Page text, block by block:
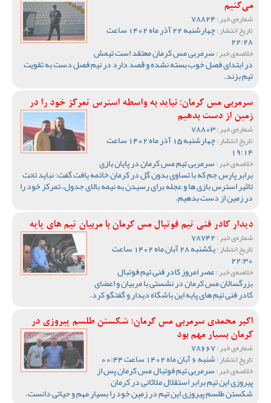
می‌کنیم
شماره‌ی خبر :
تاریخ انتشار : چهارشنبه 22 آذر ماه 1402 ساعت
22:28
خلاصه‌ی خبر :سرمربی مس کرمان معتقد است تیمش
در ابتدای فصل خوب بسته نشده و قصد دارد در نیم فصل دست به تقویت
تیم بزند.
سرمربی مس کرمان: نباید به واسطه استرس تمرکز خود را در
زمین از دست بدهیم
شماره‌ی خبر :
تاریخ انتشار : چهارشنبه 15 آذر ماه 1402 ساعت
19:14
خلاصه‌ی خبر :سرمربی تیم مس کرمان در پایان بازی
برابر پارس جم که با تساوی بدون گل در کرمان خاتمه یافت گفت: نباید تحت
تاثیر استرس بازی ها و عجله برای رسیدن به نیمه بالای جدول، تمرکز خود را
در زمین از دست بدهیم.
دیدار کادر فنی تیم فوتبال مس کرمان با مربیان تیم های پایه
شماره‌ی خبر :
تاریخ انتشار : یکشنبه 28 آبان ماه 1402 ساعت
22:30
خلاصه‌ی خبر :عصر امروز کادر فنی تیم فوتبال
بزرگسالان مس کرمان در نشستی با مربیان و اعضای
کادر فنی تیم های پایه این باشگاه دیدار و گفتگو کرد.
اکبر محمدی سرمربی مس کرمان: شکستن طلسم پیروزی در
کرمان بسیار مهم بود
شماره‌ی خبر :
تاریخ انتشار :شنبه 6 آبان ماه 1402 ساعت 00:44
خلاصه‌ی خبر :سرمربی تیم فوتبال مس کرمان پس از
پیروزی این تیم برابر استقلال ملاثانی در کرمان
شکستن طلسم پیروزی این تیم در زمین خود را بسیار مهم و حیاتی دانست.